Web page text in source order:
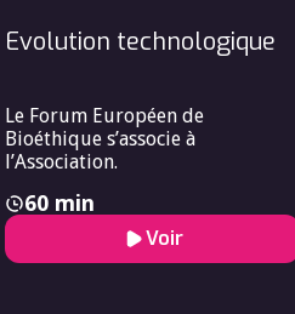
Evolution technologique
Le Forum Européen de
Bioéthique s’associe à
l’Association.
60 min
Voir